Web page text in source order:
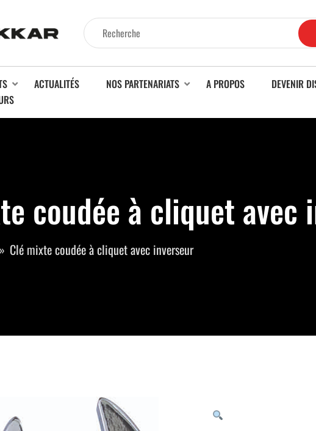
ACTUALITÉS NOS PARTENARIATS A PROPOS
DEVENIR
coudée à cliquet avec
Clé mixte coudée à cliquet avec inverseur